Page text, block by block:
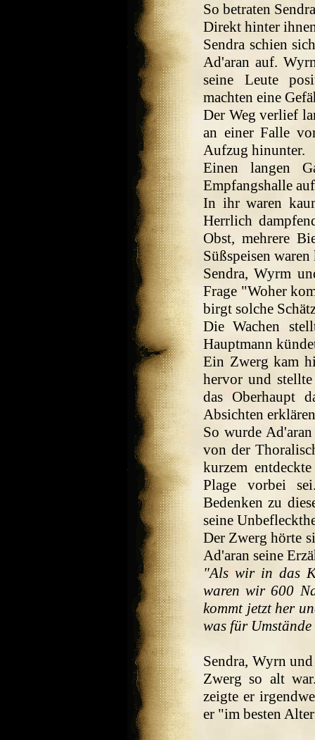
So betraten
Direkt hinter
Sendra schien
Ad'aran auf.
seine Leute
machten eine
Der Weg verlief
an einer Falle
Aufzug hinunter.
Einen langen
Empfangshalle
In ihr waren
Herrlich
Obst, mehrere
Süßspeisen
Sendra, Wyrm
Frage "Woher
birgt solche
Die Wachen
Hauptmann
Ein Zwerg kam
hervor und
das Oberhaupt
Absichten
So wurde
von der
kurzem
Plage vorbei
Bedenken zu
seine
Der Zwerg hörte
Ad'aran seine
"Als wir in das
waren wir 600
kommt jetzt her
was für
Sendra, Wyrn
Zwerg so alt
zeigte er
er "im besten